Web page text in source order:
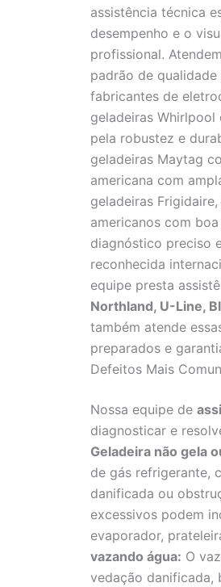
assistência técnica
desempenho e o
profissional.
padrão de
fabricantes de
geladeiras
pela robustez e
geladeiras Maytag
americana com
geladeiras
americanos com
diagnóstico preciso
reconhecida
equipe presta
Northland, U-Line,
também atende
preparados e
Defeitos Mais
Nossa equipe de
diagnosticar e
Geladeira não gela
de gás refrigerante,
danificada ou
excessivos podem
evaporador,
vazando água: O
vedação danificada,